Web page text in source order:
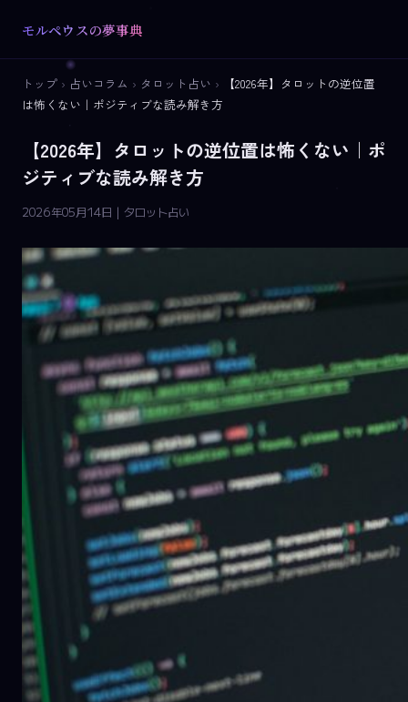
モルペウスの夢事典
トップ › 占いコラム › タロット占い ›
【2026年】タロットの逆位置
は怖くない｜ポジティブな読み解き方
【2026年】タロットの逆位置は怖くない｜ポ
ジティブな読み解き方
2026年05月14日 | タロット占い